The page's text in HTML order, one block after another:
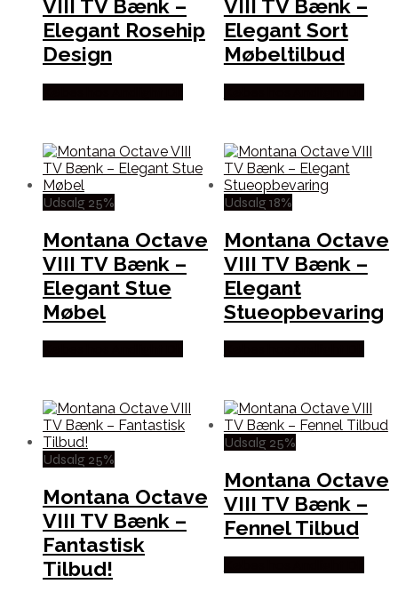
VIII TV Bænk –
Elegant Rosehip
Design
VIII TV Bænk –
Elegant Sort
Møbeltilbud
Udsalg 25%
Montana Octave
VIII TV Bænk –
Elegant Stue
Møbel
Udsalg 18%
Montana Octave
VIII TV Bænk –
Elegant
Stueopbevaring
Udsalg 25%
Montana Octave
VIII TV Bænk –
Fantastisk
Tilbud!
Udsalg 25%
Montana Octave
VIII TV Bænk –
Fennel Tilbud